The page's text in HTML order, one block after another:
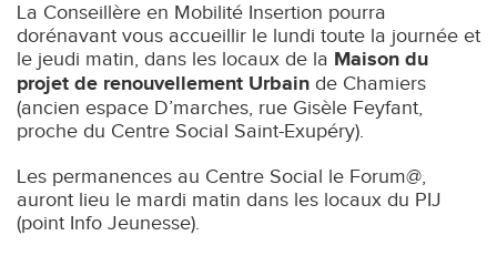
La Conseillère en Mobilité Insertion pourra
dorénavant vous accueillir le lundi toute la journée et
le jeudi matin, dans les locaux de la Maison du
projet de renouvellement Urbain de Chamiers
(ancien espace D’marches, rue Gisèle Feyfant,
proche du Centre Social Saint-Exupéry).
Les permanences au Centre Social le Forum@,
auront lieu le mardi matin dans les locaux du PIJ
(point Info Jeunesse).